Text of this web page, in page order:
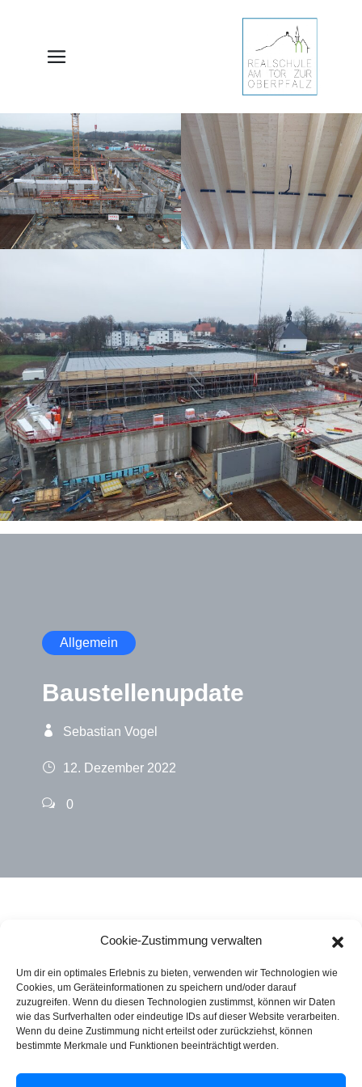
Cookie-Zustimmung verwalten
Um dir ein optimales Erlebnis zu bieten, verwenden wir Technologien wie
Cookies, um Geräteinformationen zu speichern und/oder darauf
zuzugreifen. Wenn du diesen Technologien zustimmst, können wir Daten
wie das Surfverhalten oder eindeutige IDs auf dieser Website verarbeiten.
Wenn du deine Zustimmung nicht erteilst oder zurückziehst, können
bestimmte Merkmale und Funktionen beeinträchtigt werden.
Allgemein
Baustellenupdate
Sebastian Vogel
12. Dezember 2022
0
Rechtliches